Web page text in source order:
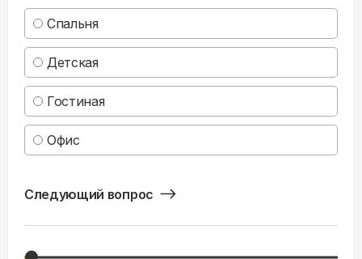
Спальня
Детская
Гостиная
Офис
Следующий вопрос